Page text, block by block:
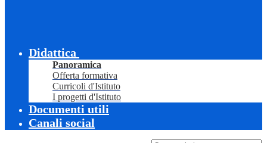
Didattica
Panoramica
Offerta formativa
Curricoli d'Istituto
I progetti d'Istituto
Documenti utili
Canali social